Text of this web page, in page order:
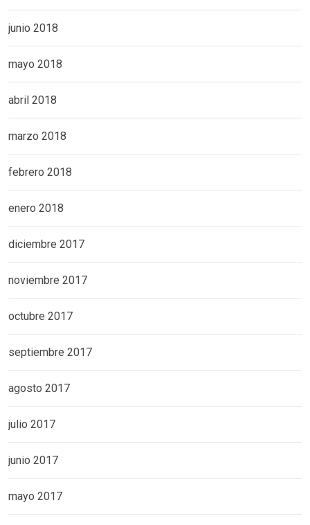
junio 2018
mayo 2018
abril 2018
marzo 2018
febrero 2018
enero 2018
diciembre 2017
noviembre 2017
octubre 2017
septiembre 2017
agosto 2017
julio 2017
junio 2017
mayo 2017